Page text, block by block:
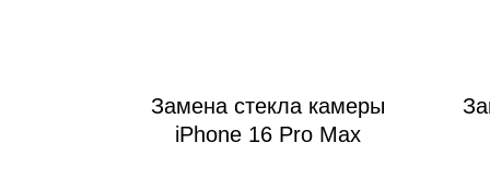
Замена стекла камеры
iPhone 16 Pro Max